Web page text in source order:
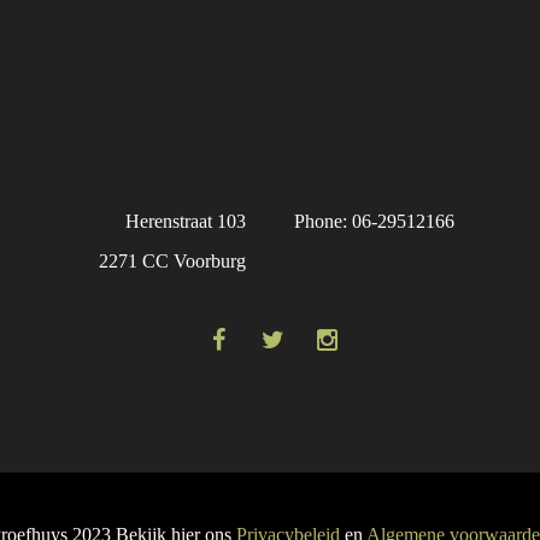
Phone: 06-29512166
Herenstraat 103
2271 CC Voorburg
2023 Bekijk hier ons Privacybeleid en Algemene